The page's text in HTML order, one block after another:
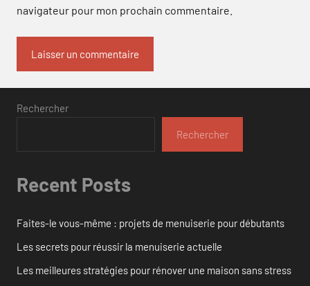
navigateur pour mon prochain commentaire.
Rechercher
Rechercher
Recent Posts
Faites-le vous-même : projets de menuiserie pour débutants
Les secrets pour réussir la menuiserie actuelle
Les meilleures stratégies pour rénover une maison sans stress